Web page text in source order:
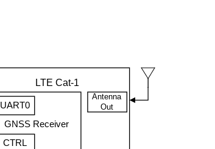
LTE Cat-1
GNSS Receiver
UART0
CTRL
Antenna
Out